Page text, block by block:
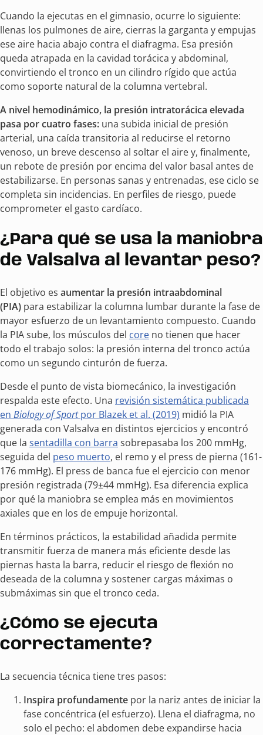
Cuando la ejecutas en el gimnasio, ocurre lo siguiente:
llenas los pulmones de aire, cierras la garganta y empujas
ese aire hacia abajo contra el diafragma. Esa presión
queda atrapada en la cavidad torácica y abdominal,
convirtiendo el tronco en un cilindro rígido que actúa
como soporte natural de la columna vertebral.
A nivel hemodinámico, la presión intratorácica elevada
pasa por cuatro fases: una subida inicial de presión
arterial, una caída transitoria al reducirse el retorno
venoso, un breve descenso al soltar el aire y, finalmente,
un rebote de presión por encima del valor basal antes de
estabilizarse. En personas sanas y entrenadas, ese ciclo se
completa sin incidencias. En perfiles de riesgo, puede
comprometer el gasto cardíaco.
¿Para qué se usa la maniobra
de Valsalva al levantar peso?
El objetivo es aumentar la presión intraabdominal
(PIA) para estabilizar la columna lumbar durante la fase de
mayor esfuerzo de un levantamiento compuesto. Cuando
la PIA sube, los músculos del core no tienen que hacer
todo el trabajo solos: la presión interna del tronco actúa
como un segundo cinturón de fuerza.
Desde el punto de vista biomecánico, la investigación
respalda este efecto. Una revisión sistemática publicada
en Biology of Sportpor Blazek et al. (2019) midió la PIA
generada con Valsalva en distintos ejercicios y encontró
que la sentadilla con barra sobrepasaba los 200 mmHg,
seguida del peso muerto, el remo y el press de pierna (161-
176 mmHg). El press de banca fue el ejercicio con menor
presión registrada (79±44 mmHg). Esa diferencia explica
por qué la maniobra se emplea más en movimientos
axiales que en los de empuje horizontal.
En términos prácticos, la estabilidad añadida permite
transmitir fuerza de manera más eficiente desde las
piernas hasta la barra, reducir el riesgo de flexión no
deseada de la columna y sostener cargas máximas o
submáximas sin que el tronco ceda.
¿Cómo se ejecuta
correctamente?
La secuencia técnica tiene tres pasos:
Inspira profundamente por la nariz antes de iniciar la
fase concéntrica (el esfuerzo). Llena el diafragma, no
solo el pecho: el abdomen debe expandirse hacia